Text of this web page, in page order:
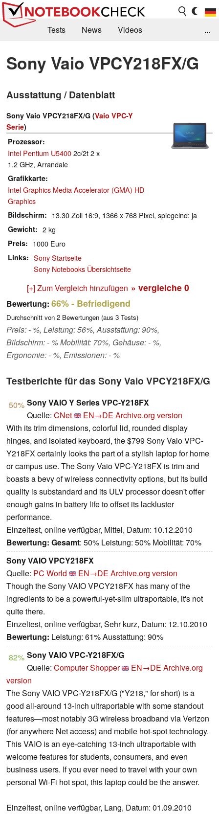
Tests News
Videos
Kaufberatung
Deals Suche
Jobs
Forum
...
Sony Vaio VPCY218FX/G
Ausstattung / Datenblatt
Sony Vaio VPCY218FX/G (Vaio VPC-Y
Serie)
Prozessor
Intel Pentium U54002c/2t 2 x
1.2 GHz, Arrandale
Grafikkarte
Intel Graphics Media Accelerator (GMA) HD
Graphics
Bildschirm 13.30 Zoll 16:9, 1366 x 768 Pixel, spiegelnd: ja
Gewicht 2 kg
Preis 1000 Euro
Links
Sony Startseite
Sony Notebooks Übersichtseite
[+] Zum Vergleich hinzufügen » vergleiche 0
Bewertung: 66%- Befriedigend
Durchschnitt von 2 Bewertungen (aus 3 Tests)
Preis: - %, Leistung: 56%, Ausstattung: 90%,
Bildschirm: - % Mobilität: 70%, Gehäuse: - %,
Ergonomie: - %, Emissionen: - %
Testberichte für das Sony Vaio VPCY218FX/G
50% Sony VAIO Y Series VPC-Y218FX
Quelle: CNet EN→DE Archive.org version
With its trim dimensions, colorful lid, rounded display
hinges, and isolated keyboard, the $799 Sony Vaio VPC-
Y218FX certainly looks the part of a stylish laptop for home
or campus use. The Sony Vaio VPC-Y218FX is trim and
boasts a bevy of wireless connectivity options, but its build
quality is substandard and its ULV processor doesn't offer
enough gains in battery life to offset its lackluster
performance.
Einzeltest, online verfügbar, Mittel, Datum: 10.12.2010
Bewertung: Gesamt: 50% Leistung: 50% Mobilität: 70%
Sony VAIO VPCY218FX
Quelle: PC World EN→DE Archive.org version
Though the Sony VAIO VPCY218FX has many of the
ingredients to be a powerful-yet-slim ultraportable, it's not
quite there.
Einzeltest, online verfügbar, Sehr kurz, Datum: 12.10.2010
Bewertung: Leistung: 61% Ausstattung: 90%
82% Sony VAIO VPC-Y218FX/G
Quelle: Computer Shopper EN→DE Archive.org
version
The Sony VAIO VPC-Y218FX/G ("Y218," for short) is a
good all-around 13-inch ultraportable with some standout
features—most notably 3G wireless broadband via Verizon
(for anywhere Net access) and mobile hot-spot technology.
This VAIO is an eye-catching 13-inch ultraportable with
welcome features for students, consumers, and even
business users. If you ever need to travel with your own
personal Wi-Fi hot spot, this laptop could be the answer.
Einzeltest, online verfügbar, Lang, Datum: 01.09.2010